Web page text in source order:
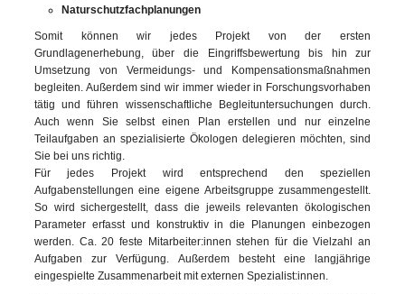
Naturschutzfachplanungen
Somit können wir jedes Projekt von der ersten
Grundlagenerhebung, über die Eingriffsbewertung bis hin zur
Umsetzung von Vermeidungs- und Kompensationsmaßnahmen
begleiten. Außerdem sind wir immer wieder in Forschungsvorhaben
tätig und führen wissenschaftliche Begleituntersuchungen durch.
Auch wenn Sie selbst einen Plan erstellen und nur einzelne
Teilaufgaben an spezialisierte Ökologen delegieren möchten, sind
Sie bei uns richtig.
Für jedes Projekt wird entsprechend den speziellen
Aufgabenstellungen eine eigene Arbeitsgruppe zusammengestellt.
So wird sichergestellt, dass die jeweils relevanten ökologischen
Parameter erfasst und konstruktiv in die Planungen einbezogen
werden. Ca. 20 feste Mitarbeiter:innen stehen für die Vielzahl an
Aufgaben zur Verfügung. Außerdem besteht eine langjährige
eingespielte Zusammenarbeit mit externen Spezialist:innen.